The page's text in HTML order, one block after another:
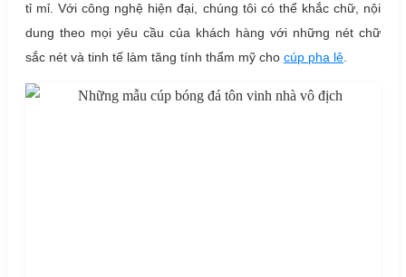
tỉ mỉ. Với công nghệ hiện đại, chúng tôi có thể khắc chữ, nội
dung theo mọi yêu cầu của khách hàng với những nét chữ
sắc nét và tinh tế làm tăng tính thẩm mỹ cho cúp pha lê